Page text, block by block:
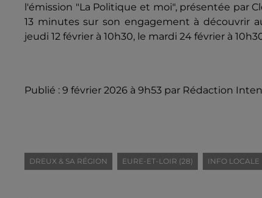
l'émission "La Politique et moi", présentée par
13 minutes sur son engagement à découvrir
jeudi 12 février à 10h30, le mardi 24 février à
Publié : 9 février 2026 à 9h53 par Rédaction
DREUX & SA RÉGION EURE-ET-LOIR (28) INFO LOCALE